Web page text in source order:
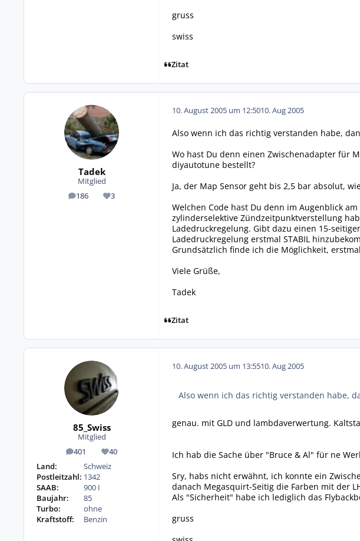
gruss
swiss
Zitat
Tadek
Mitglied
186
Beiträge 3
Reputation
10. August 2005 um 12:5010. Aug 2005
Also wenn ich das richtig verstanden habe,
Wo hast Du denn einen Zwischenadapter für
diyautotune bestellt?
Ja, der Map Sensor geht bis 2,5 bar absolut,
Welchen Code hast Du denn im Augenblick
zylinderselektive Zündzeitpunktverstellung
Ladedruckregelung. Gibt dazu einen 15-
Ladedruckregelung erstmal STABIL
Grundsätzlich finde ich die Möglichkeit,
Viele Grüße,
Tadek
Zitat
85_Swiss
Mitglied
401
Beiträge 40
Reputation
Land:
Schweiz
Postleitzahl: 1342
SAAB:
900 I
Baujahr:
85
Turbo:
ohne
Kraftstoff:
Benzin
10. August 2005 um 13:5510. Aug 2005
Also wenn ich das richtig verstanden habe,
genau. mit GLD und lambdaverwertung.
Ich hab die Sache über "Bruce & Al" für ne
Sry, habs nicht erwähnt, ich konnte ein
danach Megasquirt-Seitig die Farben mit der
Als "Sicherheit" habe ich lediglich das
gruss